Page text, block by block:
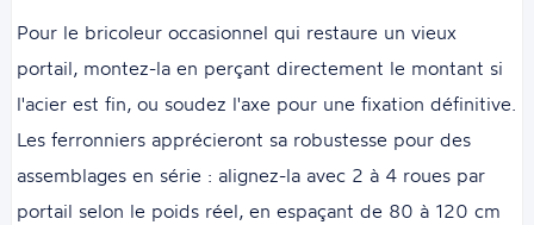
Pour le bricoleur occasionnel qui restaure un vieux
portail, montez-la en perçant directement le montant si
l'acier est fin, ou soudez l'axe pour une fixation définitive.
Les ferronniers apprécieront sa robustesse pour des
assemblages en série : alignez-la avec 2 à 4 roues par
portail selon le poids réel, en espaçant de 80 à 120 cm